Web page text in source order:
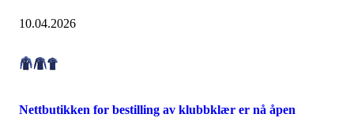
10.04.2026
Nettbutikken for bestilling av klubbklær er nå åpen